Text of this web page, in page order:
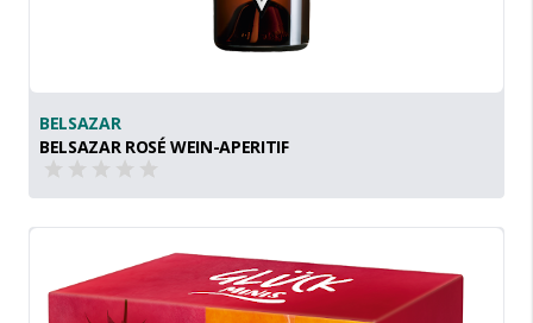
BELSAZAR
BELSAZAR ROSÉ WEIN-APERITIF